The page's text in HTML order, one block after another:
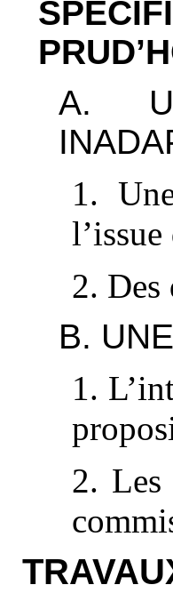
A.
1.
2. Des
B.
1.
2. Les